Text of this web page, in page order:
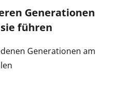
Generationen
führen
Generationen am